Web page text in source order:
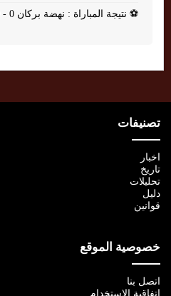
⚽ نتيجة المباراة : نهضة بركان 0 - 0 الوداد الفاسي
تصنيفات
اخبار
تاريخ
تحليلات
دليل
قوانين
خصوصية الموقع
اتصل بنا
اتفاقية الإستخدام